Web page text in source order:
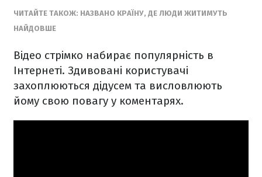
ЧИТАЙТЕ ТАКОЖ: НАЗВАНО КРАЇНУ, ДЕ ЛЮДИ ЖИТИМУТЬ
НАЙДОВШЕ
Відео стрімко набирає популярність в
Інтернеті. Здивовані користувачі
захоплюються дідусем та висловлюють
йому свою повагу у коментарях.